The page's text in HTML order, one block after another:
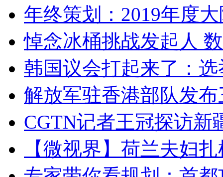
年终策划：2019年度
悼念冰桶挑战发起人
韩国议会打起来了：
解放军驻香港部队发
CGTN记者王冠探访新
【微视界】荷兰夫妇